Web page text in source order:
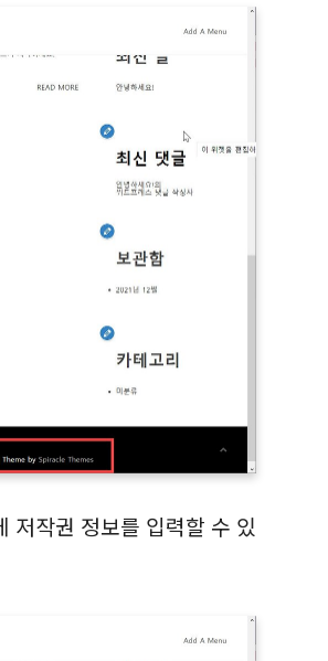
저작권 정보를 입력할 수 있